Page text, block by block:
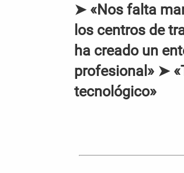
➤ «Nos falta
los centros de
ha creado un
profesional» ➤
tecnológico»